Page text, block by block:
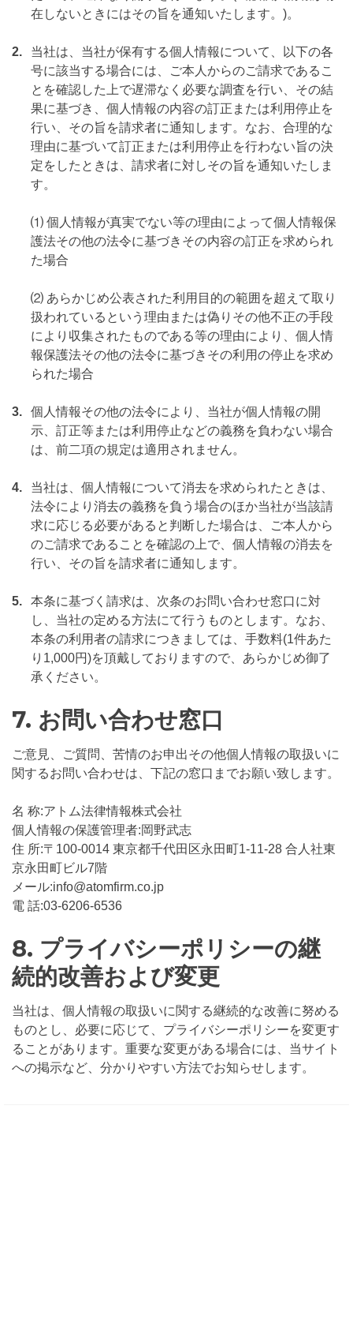
在しないときにはその旨を通知いたします。)。
2.
当社は、当社が保有する個人情報について、以下の各
号に該当する場合には、ご本人からのご請求であるこ
とを確認した上で遅滞なく必要な調査を行い、その結
果に基づき、個人情報の内容の訂正または利用停止を
行い、その旨を請求者に通知します。なお、合理的な
理由に基づいて訂正または利用停止を行わない旨の決
定をしたときは、請求者に対しその旨を通知いたしま
す。
⑴ 個人情報が真実でない等の理由によって個人情報保
護法その他の法令に基づきその内容の訂正を求められ
た場合
⑵ あらかじめ公表された利用目的の範囲を超えて取り
扱われているという理由または偽りその他不正の手段
により収集されたものである等の理由により、個人情
報保護法その他の法令に基づきその利用の停止を求め
られた場合
3.
個人情報その他の法令により、当社が個人情報の開
示、訂正等または利用停止などの義務を負わない場合
は、前二項の規定は適用されません。
4.
当社は、個人情報について消去を求められたときは、
法令により消去の義務を負う場合のほか当社が当該請
求に応じる必要があると判断した場合は、ご本人から
のご請求であることを確認の上で、個人情報の消去を
行い、その旨を請求者に通知します。
5.
本条に基づく請求は、次条のお問い合わせ窓口に対
し、当社の定める方法にて行うものとします。なお、
本条の利用者の請求につきましては、手数料(1件あた
り1,000円)を頂戴しておりますので、あらかじめ御了
承ください。
7. お問い合わせ窓口
ご意見、ご質問、苦情のお申出その他個人情報の取扱いに
関するお問い合わせは、下記の窓口までお願い致します。
名 称:アトム法律情報株式会社
個人情報の保護管理者:岡野武志
住 所:〒100-0014 東京都千代田区永田町1-11-28 合人社東
京永田町ビル7階
メール:info@atomfirm.co.jp
電 話:03-6206-6536
8. プライバシーポリシーの継
続的改善および変更
当社は、個人情報の取扱いに関する継続的な改善に努める
ものとし、必要に応じて、プライバシーポリシーを変更す
ることがあります。重要な変更がある場合には、当サイト
への掲示など、分かりやすい方法でお知らせします。